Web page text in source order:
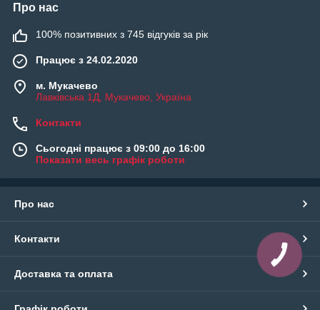
Про нас
100% позитивних з 745 відгуків за рік
Працює з 24.02.2020
м. Мукачево
Лавківська 1Д, Мукачево, Україна
Контакти
Сьогодні працює з 09:00 до 16:00
Показати весь графік роботи
Про нас
Контакти
Доставка та оплата
КНОПКА
ЗВ'ЯЗКУ